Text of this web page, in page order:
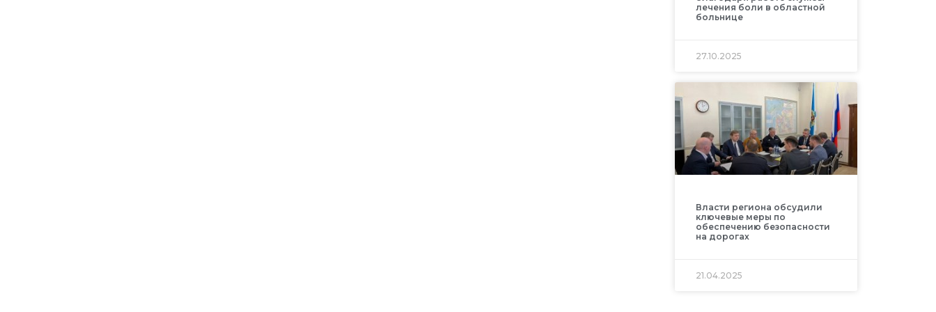
лечения боли в областной
больнице
27.10.2025
Власти региона обсудили
ключевые меры по
обеспечению безопасности
на дорогах
21.04.2025